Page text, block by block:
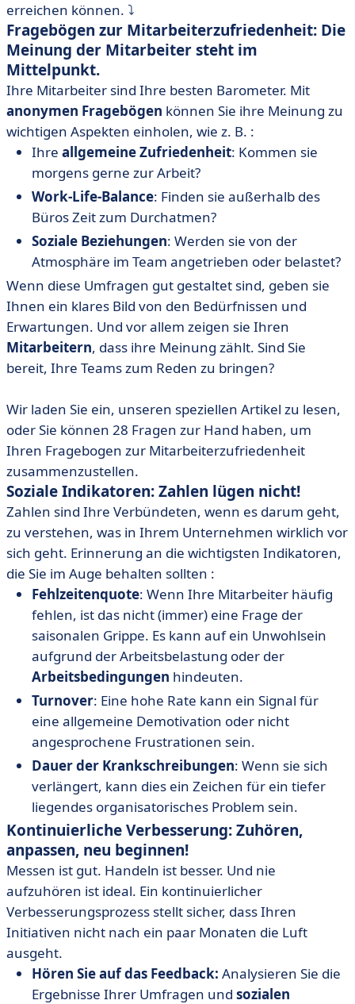
erreichen können. ⤵️
Fragebögen zur Mitarbeiterzufriedenheit: Die
Meinung der Mitarbeiter steht im
Mittelpunkt.
Ihre Mitarbeiter sind Ihre besten Barometer. Mit
anonymen Fragebögen können Sie ihre Meinung zu
wichtigen Aspekten einholen, wie z. B. :
Ihre allgemeine Zufriedenheit: Kommen sie
morgens gerne zur Arbeit?
Work-Life-Balance: Finden sie außerhalb des
Büros Zeit zum Durchatmen?
Soziale Beziehungen: Werden sie von der
Atmosphäre im Team angetrieben oder belastet?
Wenn diese Umfragen gut gestaltet sind, geben sie
Ihnen ein klares Bild von den Bedürfnissen und
Erwartungen. Und vor allem zeigen sie Ihren
Mitarbeitern, dass ihre Meinung zählt. Sind Sie
bereit, Ihre Teams zum Reden zu bringen?
Wir laden Sie ein, unseren speziellen Artikel zu lesen,
oder Sie können 28 Fragen zur Hand haben, um
Ihren Fragebogen zur Mitarbeiterzufriedenheit
zusammenzustellen.
Soziale Indikatoren: Zahlen lügen nicht!
Zahlen sind Ihre Verbündeten, wenn es darum geht,
zu verstehen, was in Ihrem Unternehmen wirklich vor
sich geht. Erinnerung an die wichtigsten Indikatoren,
die Sie im Auge behalten sollten :
Fehlzeitenquote: Wenn Ihre Mitarbeiter häufig
fehlen, ist das nicht (immer) eine Frage der
saisonalen Grippe. Es kann auf ein Unwohlsein
aufgrund der Arbeitsbelastung oder der
Arbeitsbedingungen hindeuten.
Turnover: Eine hohe Rate kann ein Signal für
eine allgemeine Demotivation oder nicht
angesprochene Frustrationen sein.
Dauer der Krankschreibungen: Wenn sie sich
verlängert, kann dies ein Zeichen für ein tiefer
liegendes organisatorisches Problem sein.
Kontinuierliche Verbesserung: Zuhören,
anpassen, neu beginnen!
Messen ist gut. Handeln ist besser. Und nie
aufzuhören ist ideal. Ein kontinuierlicher
Verbesserungsprozess stellt sicher, dass Ihren
Initiativen nicht nach ein paar Monaten die Luft
ausgeht.
Hören Sie auf das Feedback: Analysieren Sie die
Ergebnisse Ihrer Umfragen und sozialen